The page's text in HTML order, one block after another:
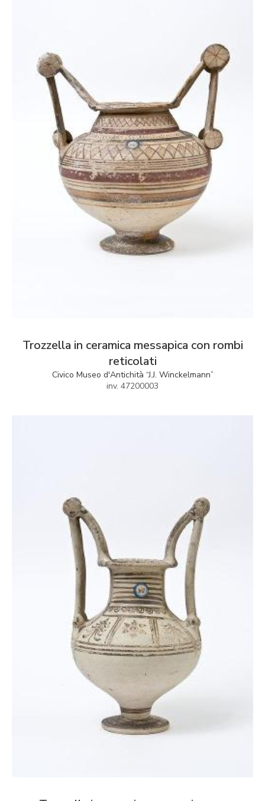
Trozzella in ceramica messapica con rombi
reticolati
Civico Museo d'Antichità “J.J. Winckelmann”
inv. 47200003